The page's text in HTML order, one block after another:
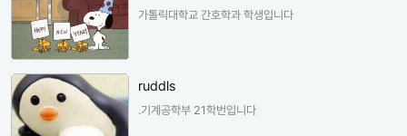
가톨릭대학교 간호학과 학생입니다
ruddls
.기계공학부 21학번입니다